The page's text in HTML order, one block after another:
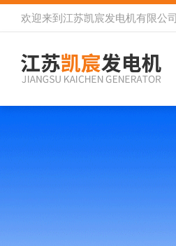
欢迎来到 江苏凯宸发电机有限公司